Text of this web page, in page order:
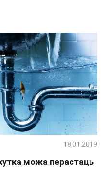
можа перастаць
18.01.2019